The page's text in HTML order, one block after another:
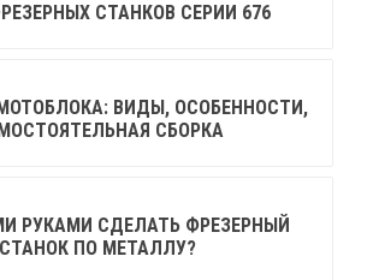
СТАНКОВ СЕРИИ 676
ВИДЫ, ОСОБЕННОСТИ,
СБОРКА
РУКАМИ СДЕЛАТЬ ФРЕЗЕРНЫЙ
СТАНОК ПО МЕТАЛЛУ?